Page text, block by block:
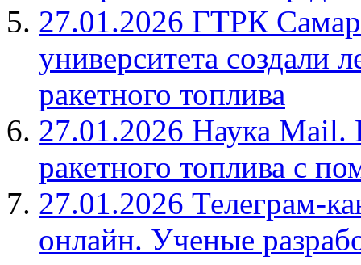
27.01.2026 ГТРК
университета создали
ракетного топлива
27.01.2026 Наука Mail.
ракетного топлива с
27.01.2026 Телеграм-
онлайн. Ученые